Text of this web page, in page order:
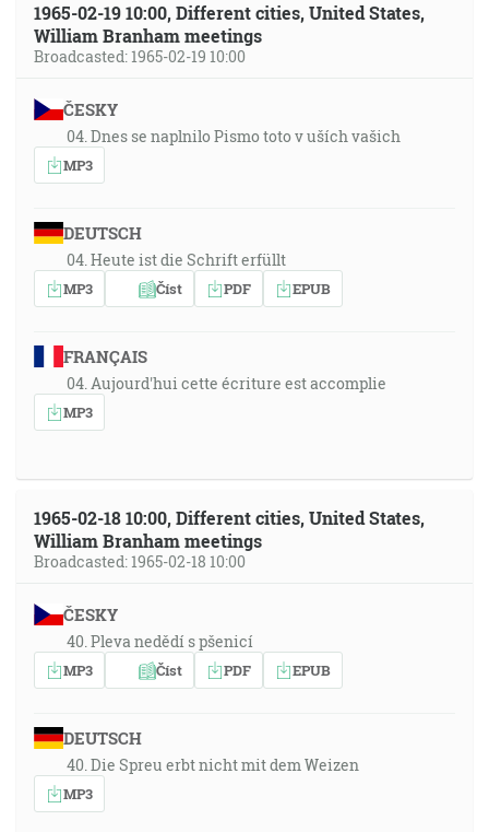
1965-02-19 10:00, Different cities, United States,
William Branham meetings
Broadcasted: 1965-02-19 10:00
ČESKY
04. Dnes se naplnilo Pismo toto v uších vašich
MP3
DEUTSCH
04. Heute ist die Schrift erfüllt
MP3 Číst PDF EPUB
FRANÇAIS
04. Aujourd'hui cette écriture est accomplie
MP3
1965-02-18 10:00, Different cities, United States,
William Branham meetings
Broadcasted: 1965-02-18 10:00
ČESKY
40. Pleva nedědí s pšenicí
MP3 Číst PDF EPUB
DEUTSCH
40. Die Spreu erbt nicht mit dem Weizen
MP3